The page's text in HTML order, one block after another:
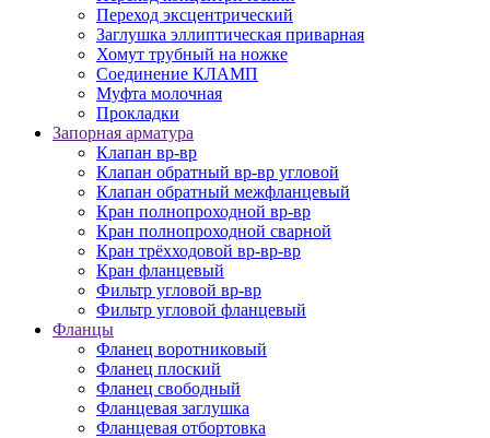
Переход эксцентрический
Заглушка эллиптическая приварная
Хомут трубный на ножке
Соединение КЛАМП
Муфта молочная
Прокладки
Запорная арматура
Клапан вр-вр
Клапан обратный вр-вр угловой
Клапан обратный межфланцевый
Кран полнопроходной вр-вр
Кран полнопроходной сварной
Кран трёхходовой вр-вр-вр
Кран фланцевый
Фильтр угловой вр-вр
Фильтр угловой фланцевый
Фланцы
Фланец воротниковый
Фланец плоский
Фланец свободный
Фланцевая заглушка
Фланцевая отбортовка